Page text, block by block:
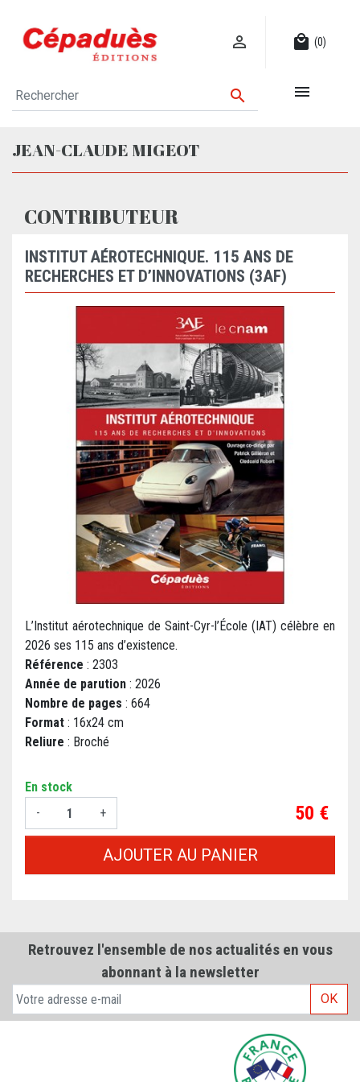
 local_mall (0)
 
JEAN-CLAUDE MIGEOT
CONTRIBUTEUR
INSTITUT AÉROTECHNIQUE. 115 ANS DE
RECHERCHES ET D’INNOVATIONS (3AF)
L’Institut aérotechnique de Saint-Cyr-l’École (IAT) célèbre en
2026 ses 115 ans d’existence.
Référence : 2303
Année de parution : 2026
Nombre de pages : 664
Format : 16x24 cm
Reliure : Broché
En stock
-
+ Prix
50 €
AJOUTER AU PANIER
Retrouvez l'ensemble de nos actualités en vous
abonnant à la newsletter
OK